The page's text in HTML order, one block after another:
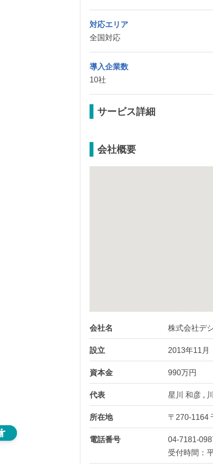
対応エリア
全国対応
導入企業数
10社
サービス詳細
会社概要
会社名 株式会社デ
設立 2013年11月
資本金 990万円
代表 星川 和彦 ,
所在地 〒270-1164
電話番号
04-7181-
受付時間：